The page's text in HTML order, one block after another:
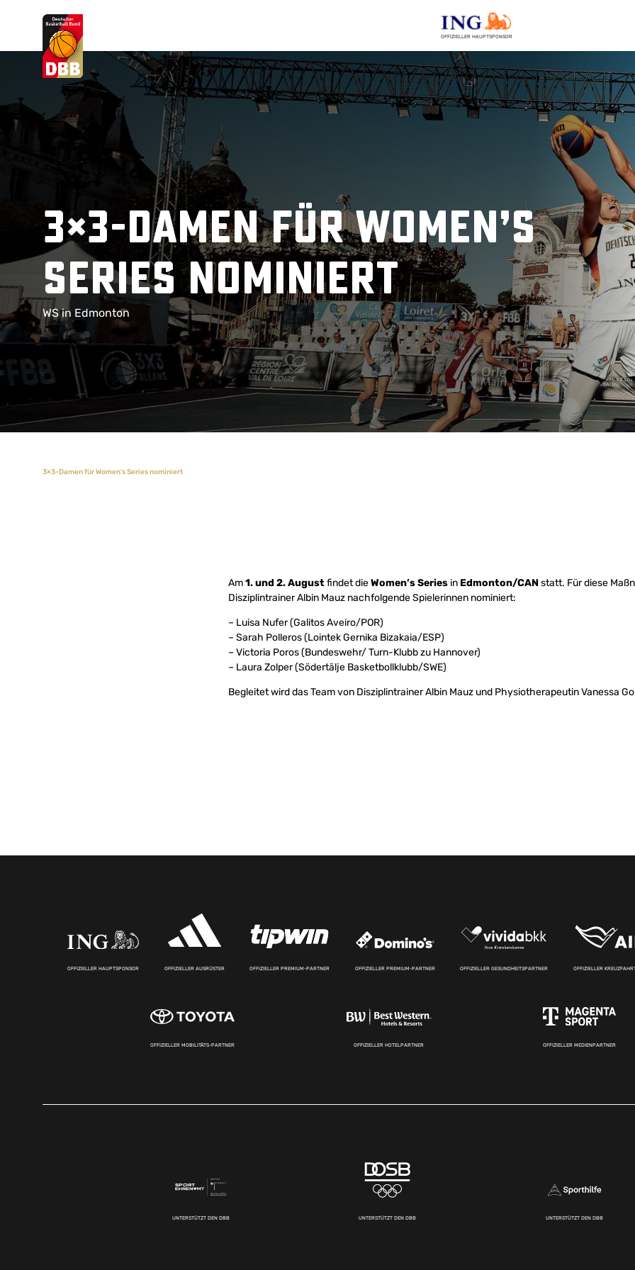
OFFIZIELLER HAUPTSPONSOR
Suchvorschläge
Lorem Ipsum
Dolor Sit
3×3-Damen für Women’s
Series nominiert
WS in Edmonton
3×3-Damen für Women’s Series nominiert
Am1. und 2. Augustfindet dieWomen’s Series in Edmonton/CANstatt. Für diese
Disziplintrainer Albin Mauz nachfolgende Spielerinnen nominiert:
– Luisa Nufer (Galitos Aveiro/POR)
– Sarah Polleros (Lointek Gernika Bizakaia/ESP)
– Victoria Poros (Bundeswehr/ Turn-Klubb zu Hannover)
– Laura Zolper (Södertälje Basketbollklubb/SWE)
Begleitet wird das Team von Disziplintrainer Albin Mauz und Physiotherapeutin Vanessa
OFFIZIELLER HAUPTSPONSOR OFFIZIELLER AUSRÜSTER OFFIZIELLER PREMIUM-PARTNER OFFIZIELLER PREMIUM-PARTNER OFFIZIELLER GESUNDHEITSPARTNER OFFIZIELLER
OFFIZIELLER MOBILITÄTS-PARTNER OFFIZIELLER HOTELPARTNER OFFIZIELLER MEDIENPARTNER
UNTERSTÜTZT DEN DBB UNTERSTÜTZT DEN DBB UNTERSTÜTZT DEN DBB